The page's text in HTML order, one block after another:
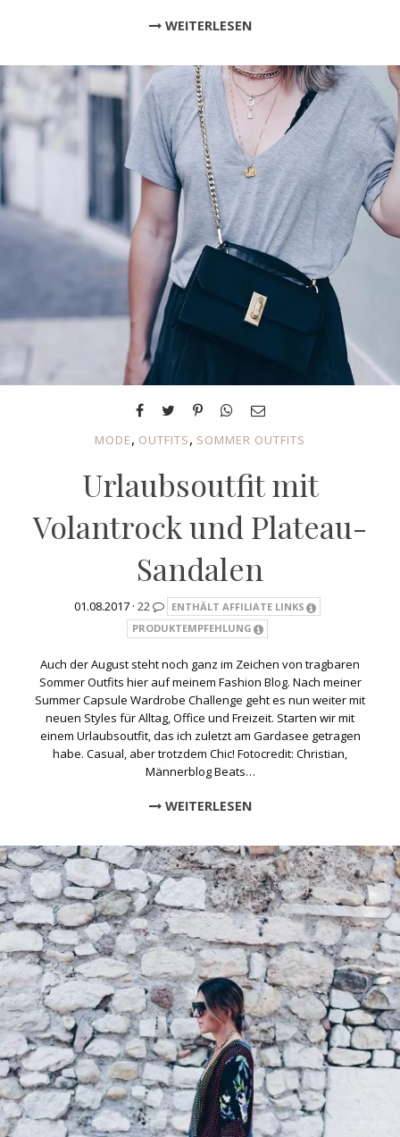
WEITERLESEN
MODE, OUTFITS, SOMMER OUTFITS
Urlaubsoutfit mit
Volantrock und Plateau-
Sandalen
01.08.2017 · 22
ENTHÄLT AFFILIATE LINKS
PRODUKTEMPFEHLUNG
Auch der August steht noch ganz im Zeichen von tragbaren
Sommer Outfits hier auf meinem Fashion Blog. Nach meiner
Summer Capsule Wardrobe Challenge geht es nun weiter mit
neuen Styles für Alltag, Office und Freizeit. Starten wir mit
einem Urlaubsoutfit, das ich zuletzt am Gardasee getragen
habe. Casual, aber trotzdem Chic! Fotocredit: Christian,
Männerblog Beats…
WEITERLESEN